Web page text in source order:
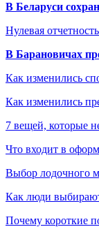
В Беларуси
Нулевая
В Барановичах
Как изменились
Как изменились
7 вещей, которые
Что входит в
Выбор лодочного
Как люди
Почему короткие